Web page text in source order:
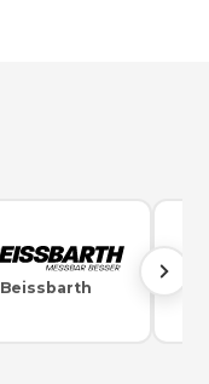
Beissbarth